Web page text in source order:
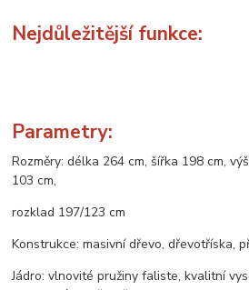
Nejdůležitější funkce:
Parametry:
Rozměry: délka 264 cm, šířka 198 cm,
103 cm,
rozklad 197/123 cm
Konstrukce: masivní dřevo, dřevotříska,
Jádro: vlnovité pružiny faliste, kvalitní